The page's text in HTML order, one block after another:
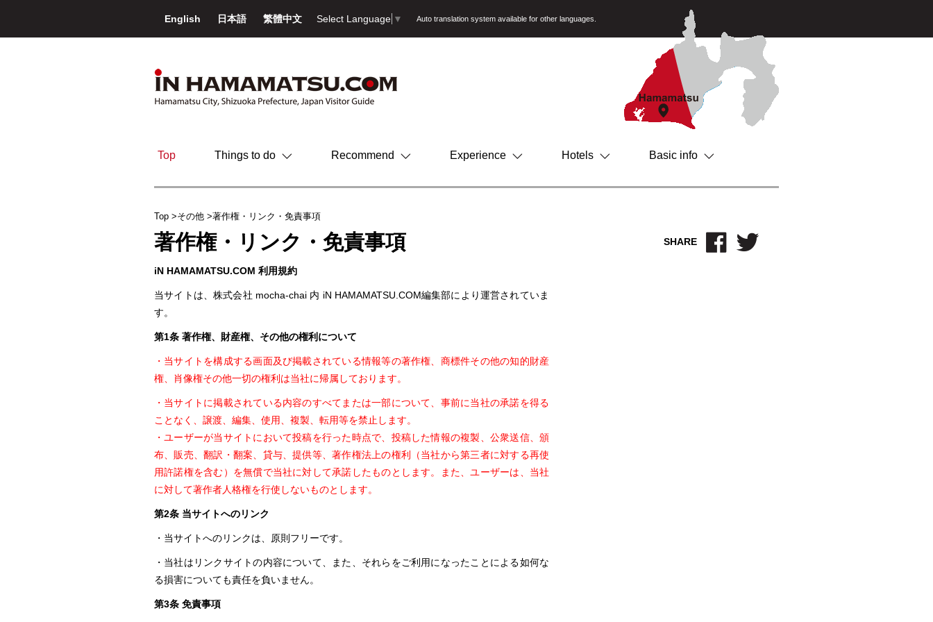
English 日本語 繁體中文 Select Language ▼ Auto translation system available for other languages.
Top Things to do Recommend Experience Hotels Basic info
Top その他 著作権・リンク・免責事項
著作権・リンク・免責事項 SHARE
iN HAMAMATSU.COM 利用規約
当サイトは、株式会社 mocha-chai 内 iN HAMAMATSU.COM編集部により運営されていま
す。
第1条 著作権、財産権、その他の権利について
・当サイトを構成する画面及び掲載されている情報等の著作権、商標件その他の知的財産
権、肖像権その他一切の権利は当社に帰属しております。
・当サイトに掲載されている内容のすべてまたは一部について、事前に当社の承諾を得る
ことなく、譲渡、編集、使用、複製、転用等を禁止します。
・ユーザーが当サイトにおいて投稿を行った時点で、投稿した情報の複製、公衆送信、頒
布、販売、翻訳・翻案、貸与、提供等、著作権法上の権利（当社から第三者に対する再使
用許諾権を含む）を無償で当社に対して承諾したものとします。また、ユーザーは、当社
に対して著作者人格権を行使しないものとします。
第2条 当サイトへのリンク
・当サイトへのリンクは、原則フリーです。
・当社はリンクサイトの内容について、また、それらをご利用になったことによる如何な
る損害についても責任を負いません。
第3条 免責事項